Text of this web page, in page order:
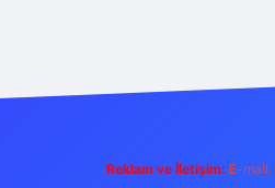
Reklam ve İletişim: E-mail: